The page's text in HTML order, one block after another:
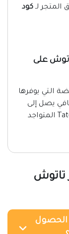
كود
تاتوش على
التي يوفرها
يصل إلى
25% عن طريق تفعيلك لـ كود خصم Tatouche المتواجد
تاتوش
الحصول